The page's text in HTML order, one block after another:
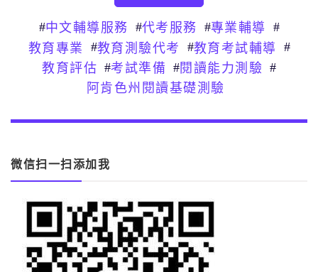
#中文輔導服務 #代考服務 #專業輔導
#
教育專業
#教育測驗代考 #教育考試輔導
#
教育評估 #考試準備 #閱讀能力測驗 #
阿肯色州閱讀基礎測驗
微信扫一扫添加我